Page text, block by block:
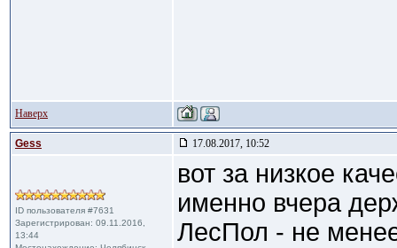
Наверх
Gess 17.08.2017, 10:52
ID пользователя #7631
Зарегистрирован: 09.11.2016,
13:44
вот за низкое
именно вчера
ЛесПол - не